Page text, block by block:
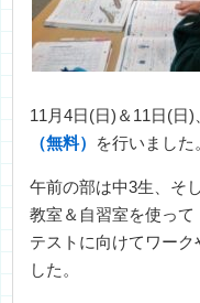
11月4日(日)＆11日(日
（無料）
を行いました
午前の部は中3生、そ
教室＆自習室を使って
テストに向けてワー
した。